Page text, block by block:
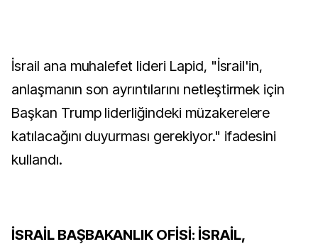
İsrail ana muhalefet lideri Lapid, "İsrail'in,
anlaşmanın son ayrıntılarını netleştirmek için
Başkan Trump liderliğindeki müzakerelere
katılacağını duyurması gerekiyor." ifadesini
kullandı.
İSRAİL BAŞBAKANLIK OFİSİ: İSRAİL,